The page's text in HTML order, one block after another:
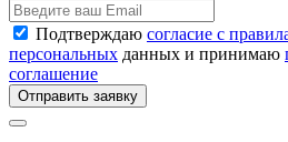
Подтверждаю согласие с
персональных данных и принимаю
соглашение
Отправить заявку